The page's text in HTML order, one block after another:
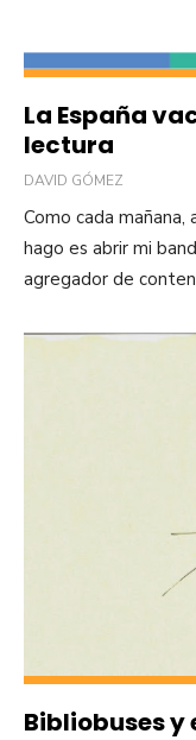
La España
lectura
DAVID GÓMEZ
Como cada
hago es abrir mi
agregador de
Bibliobuses